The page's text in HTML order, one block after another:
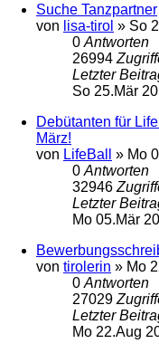
Suche Tanzpartner
von lisa-tirol » So
0 Antworten
26994
Letzter
So 25.Mär
Debütanten für
März!
von LifeBall » Mo
0 Antworten
32946
Letzter
Mo 05.Mär
von tirolerin » Mo
0 Antworten
27029
Letzter
Mo 22.Aug